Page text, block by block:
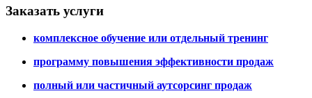
Заказать услуги
комплексное обучение или отдельный тренинг
программу повышения эффективности продаж
полный или частичный аутсорсинг продаж